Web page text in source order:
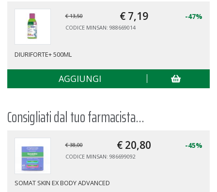
€ 13,50 € 7,19 -47%
CODICE MINSAN: 988669014
DIURIFORTE+ 500ML
AGGIUNGI
Consigliati dal tuo farmacista...
€ 38,00 € 20,80 -45%
CODICE MINSAN: 986699092
SOMAT SKIN EX BODY ADVANCED